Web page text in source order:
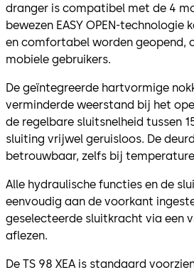
dranger is compatibel met de 4
bewezen EASY OPEN-technologie
en comfortabel worden geopend,
mobiele gebruikers.
De geïntegreerde hartvormige
verminderde weerstand bij het
de regelbare sluitsnelheid tussen
sluiting vrijwel geruisloos. De
betrouwbaar, zelfs bij
Alle hydraulische functies en de
eenvoudig aan de voorkant
geselecteerde sluitkracht via een
aflezen.
De TS 98 XEA is standaard